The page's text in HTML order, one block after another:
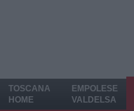
TOSCANA
HOME
EMPOLESE
VALDELSA